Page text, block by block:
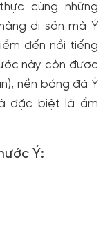
cùng những
di sản mà Ý
đến nổi tiếng
này còn được
nền bóng đá Ý
đặc biệt là ẩm
Ý: